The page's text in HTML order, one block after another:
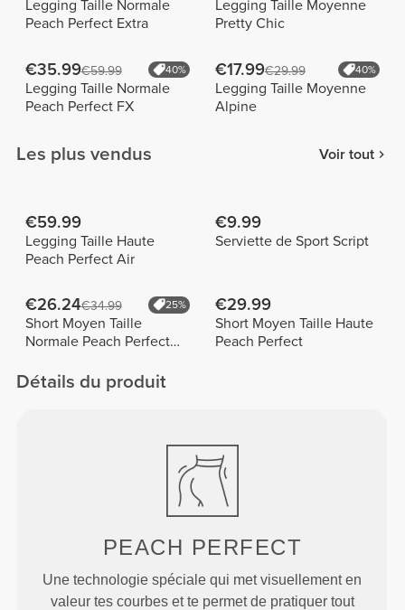
Legging Taille Normale
Peach Perfect Extra
Legging Taille Moyenne
Pretty Chic
€35.99€59.99 40%
Legging Taille Normale
Peach Perfect FX
€17.99€29.99 40%
Legging Taille Moyenne
Alpine
Les plus vendus Voir tout
€59.99
Legging Taille Haute
Peach Perfect Air
€9.99
Serviette de Sport Script
€26.24€34.99 25%
Short Moyen Taille
Normale Peach Perfect
€29.99
Short Moyen Taille Haute
Peach Perfect
Détails du produit
PEACH PERFECT
Une technologie spéciale qui met visuellement en
valeur tes courbes et te permet de pratiquer tout